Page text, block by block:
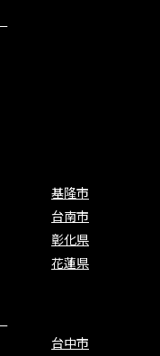
基隆市
台南市
彰化県
花蓮県
台中市